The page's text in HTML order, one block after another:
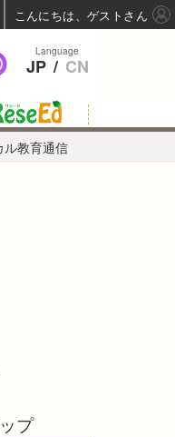
ル教育通信
プ
Language
JP / CN
こんにちは、ゲストさん